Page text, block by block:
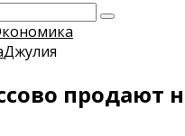
Джулия
продают